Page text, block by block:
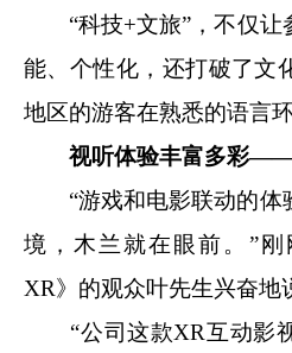
“科技+文旅”，不仅让
能、个性化，还打破了文
地区的游客在熟悉的语言
视听体验丰富多彩
“游戏和电影联动的体
境，木兰就在眼前。”刚
XR》的观众叶先生兴奋地
“公司这款XR互动影视